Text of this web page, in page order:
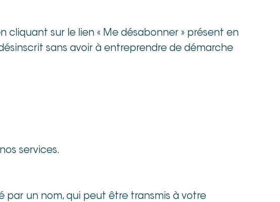
sur le lien « Me désabonner » présent en
sans avoir à entreprendre de démarche
services.
par un nom, qui peut être transmis à votre